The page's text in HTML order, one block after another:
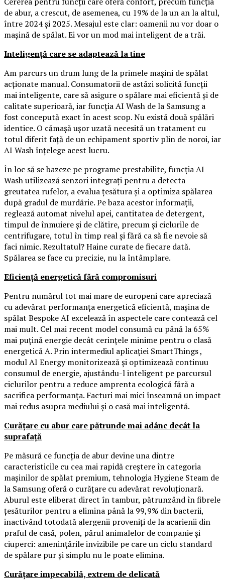
de abur, a crescut, de asemenea, cu 19% de la un an la altul,
între 2024 și 2025. Mesajul este clar: oamenii nu vor doar o
mașină de spălat. Ei vor un mod mai inteligent de a trăi.
Inteligență care se adaptează la tine
Am parcurs un drum lung de la primele mașini de spălat
acționate manual. Consumatorii de astăzi solicită funcții
mai inteligente, care să asigure o spălare mai eficientă și de
calitate superioară, iar funcția AI Wash de la Samsung a
fost concepută exact în acest scop. Nu există două spălări
identice. O cămașă ușor uzată necesită un tratament cu
totul diferit față de un echipament sportiv plin de noroi, iar
AI Wash înțelege acest lucru.
În loc să se bazeze pe programe prestabilite, funcția AI
Wash utilizează senzori integrați pentru a detecta
greutatea rufelor, a evalua țesătura și a optimiza spălarea
după gradul de murdărie. Pe baza acestor informații,
reglează automat nivelul apei, cantitatea de detergent,
timpul de înmuiere și de clătire, precum și ciclurile de
centrifugare, totul în timp real și fără ca să fie nevoie să
faci nimic. Rezultatul? Haine curate de fiecare dată.
Spălarea se face cu precizie, nu la întâmplare.
Eficiență energetică fără compromisuri
Pentru numărul tot mai mare de europeni care apreciază
cu adevărat performanța energetică eficientă, mașina de
spălat Bespoke AI excelează în aspectele care contează cel
mai mult. Cel mai recent model consumă cu până la 65%
mai puțină energie decât cerințele minime pentru o clasă
energetică A. Prin intermediul aplicației SmartThings ,
modul AI Energy monitorizează și optimizează continuu
consumul de energie, ajustându-l inteligent pe parcursul
ciclurilor pentru a reduce amprenta ecologică fără a
sacrifica performanța. Facturi mai mici înseamnă un impact
mai redus asupra mediului și o casă mai inteligentă.
Curățare cu abur care pătrunde mai adânc decât la
suprafață
Pe măsură ce funcția de abur devine una dintre
caracteristicile cu cea mai rapidă creștere în categoria
mașinilor de spălat premium, tehnologia Hygiene Steam de
la Samsung oferă o curățare cu adevărat revoluționară.
Aburul este eliberat direct în tambur, pătrunzând în fibrele
țesăturilor pentru a elimina până la 99,9% din bacterii,
inactivând totodată alergenii proveniți de la acarienii din
praful de casă, polen, părul animalelor de companie și
ciuperci: amenințările invizibile pe care un ciclu standard
de spălare pur și simplu nu le poate elimina.
Curățare impecabilă, extrem de delicată